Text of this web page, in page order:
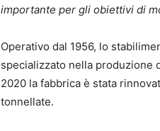
importante per gli obiettivi di
Operativo dal 1956, lo
specializzato nella produzione
2020 la fabbrica è stata
tonnellate.